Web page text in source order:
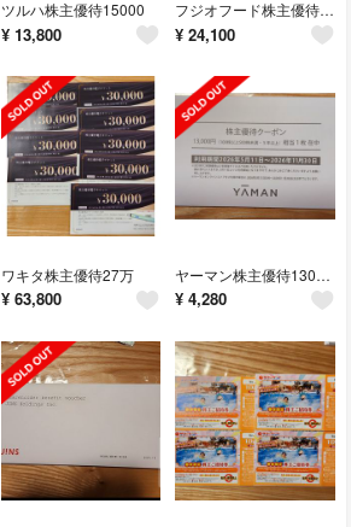
ツルハ株主優待15000
¥ 13,800
フジオフード株主優待27000円
¥ 24,100
ワキタ株主優待27万
¥ 63,800
ヤーマン株主優待13000円
¥ 4,280